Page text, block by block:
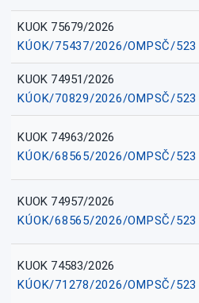
KUOK 75679/2026
KÚOK/75437/2026/OMPSČ/523
KUOK 74951/2026
KÚOK/70829/2026/OMPSČ/523
KUOK 74963/2026
KÚOK/68565/2026/OMPSČ/523
KUOK 74957/2026
KÚOK/68565/2026/OMPSČ/523
KUOK 74583/2026
KÚOK/71278/2026/OMPSČ/523